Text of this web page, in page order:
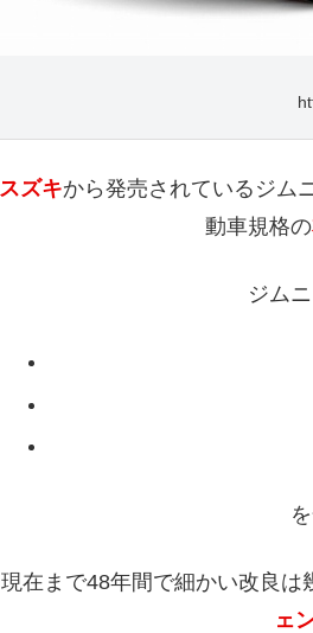
スズキから発売されているジム
動車規格の
ジム
現在まで48年間で細かい改良
ェ